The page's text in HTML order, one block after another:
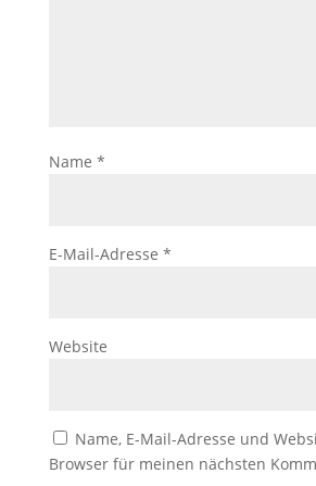
Name *
E-Mail-Adresse *
Website
Name, E-Mail-Adresse und
Browser für meinen nächsten